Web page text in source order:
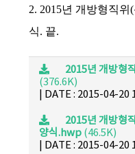
2. 2015년 개방형직
식. 끝.
2015년 개방형
(376.6K)
DATE : 2015-04-20
2015년 개방형
양식.hwp (46.5K)
DATE : 2015-04-20